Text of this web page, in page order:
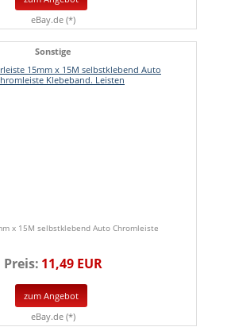
eBay.de (*)
Sonstige
x 15M selbstklebend Auto Chromleiste
Preis: 11,49 EUR
zum Angebot
eBay.de (*)